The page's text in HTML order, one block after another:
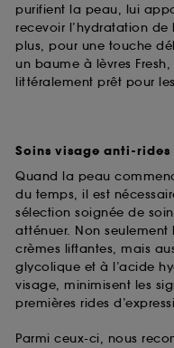
purifient la peau, lui
recevoir l’hydratation
plus, pour une touche
un baume à lèvres
littéralement prêt pour
Soins visage anti-rides
Quand la peau
du temps, il est
sélection soignée de
atténuer. Non seulement
crèmes liftantes, mais
glycolique et à l’acide
visage, minimisent les
premières rides
Parmi ceux-ci, nous